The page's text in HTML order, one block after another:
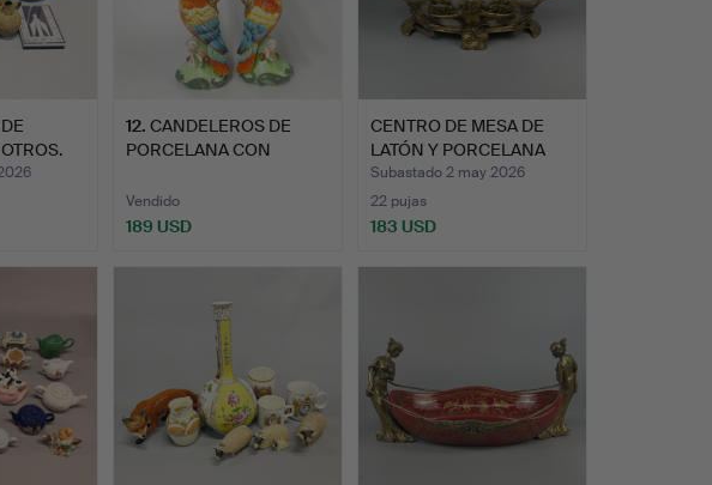
12. CANDELEROS DE
PORCELANA CON
Vendido
189 USD
CENTRO DE MESA DE
LATÓN Y PORCELANA
ESTILO…
Subastado 2 may 2026
22 pujas
183 USD